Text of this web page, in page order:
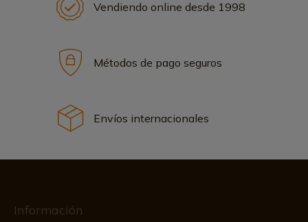
Vendiendo online desde 1998
Métodos de pago seguros
Envíos internacionales
Información